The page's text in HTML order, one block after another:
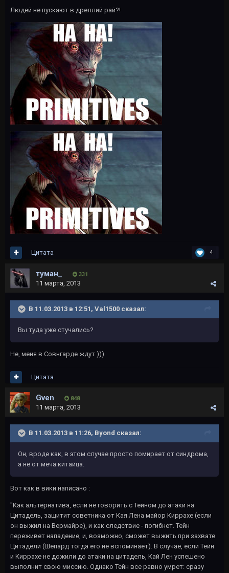
Людей не пускают в дреллий рай?!
4
Цитата
туман_ 331
11 марта, 2013
В 11.03.2013 в 12:51, Val1500 сказал:
Вы туда уже стучались?
Не, меня в Совнгарде ждут )))
Цитата
Gven 848
11 марта, 2013
В 11.03.2013 в 11:26, Byond сказал:
Он, вроде как, в этом случае просто помирает от синдрома,
а не от меча китайца.
Вот как в вики написано :
"Как альтернатива, если не говорить с Тейном до атаки на
Цитадель, защитит советника от Кая Лена майор Киррахе (если
он выжил на Вермайре), и как следствие - погибнет. Тейн
переживет нападение, и, возможно, сможет выжить при захвате
Цитадели (Шепард тогда его не вспоминает). В случае, если Тейн
и Киррахе не дожили до атаки на цитадель, Кай Лен успешено
выполнит свою миссию. Однако Тейн все равно умрет: сразу